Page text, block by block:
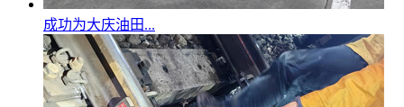
成功为大庆油田...